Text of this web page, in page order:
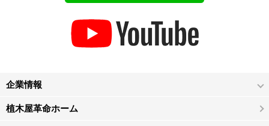
企業情報
植木屋革命ホーム